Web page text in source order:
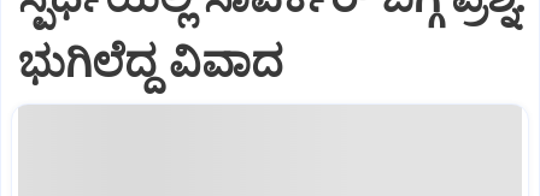
ಭುಗಿಲೆದ್ದ ವಿವಾದ